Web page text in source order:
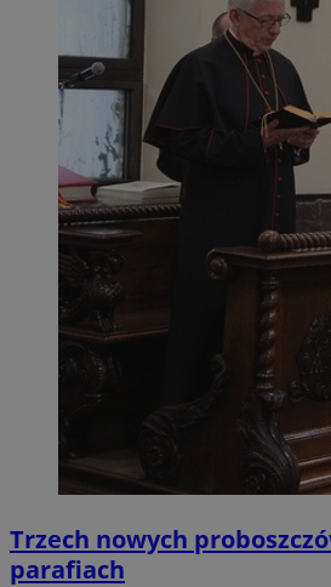
Trzech nowych
parafiach